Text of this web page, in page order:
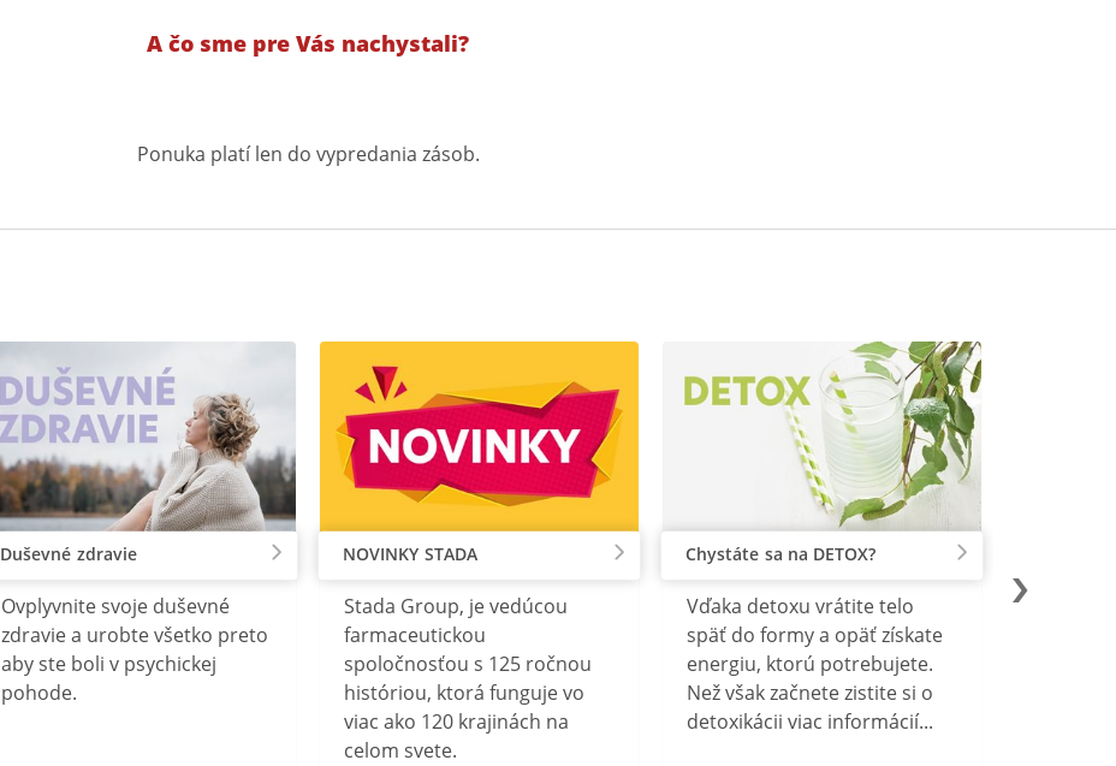
A čo sme pre Vás nachystali?
Ponuka platí len do vypredania zásob.
Duševné zdravie
Ovplyvnite svoje duševné
zdravie a urobte všetko preto
aby ste boli v psychickej
pohode.
NOVINKY STADA
Stada Group, je vedúcou
farmaceutickou
spoločnosťou s 125 ročnou
históriou, ktorá funguje vo
viac ako 120 krajinách na
celom svete.
Chystáte sa na DETOX?
Vďaka detoxu vrátite telo
späť do formy a opäť získate
energiu, ktorú potrebujete.
Než však začnete zistite si o
detoxikácii viac informácií...